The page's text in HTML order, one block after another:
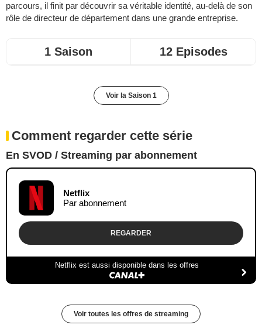
parcours, il finit par découvrir sa véritable identité, au-delà de son
rôle de directeur de département dans une grande entreprise.
1 Saison 12 Episodes
Voir la Saison 1
Comment regarder cette série
En SVOD / Streaming par abonnement
Netflix
Par abonnement
REGARDER
Netflix est aussi disponible dans les offres
Voir toutes les offres de streaming